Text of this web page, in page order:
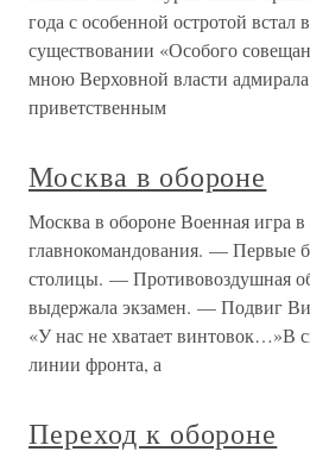
года с особенной остротой
существовании «Особого
мною Верховной власти
приветственным
Москва в обороне
Москва в обороне Военная игра
главнокомандования. — Первые
столицы. — Противовоздушная
выдержала экзамен. — Подвиг
«У нас не хватает винтовок…»В
линии фронта, а
Переход к обороне